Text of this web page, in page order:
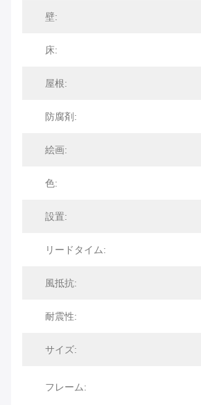
壁:
床:
屋根:
防腐剤:
絵画:
色:
設置:
リードタイム:
風抵抗:
耐震性:
サイズ:
フレーム: